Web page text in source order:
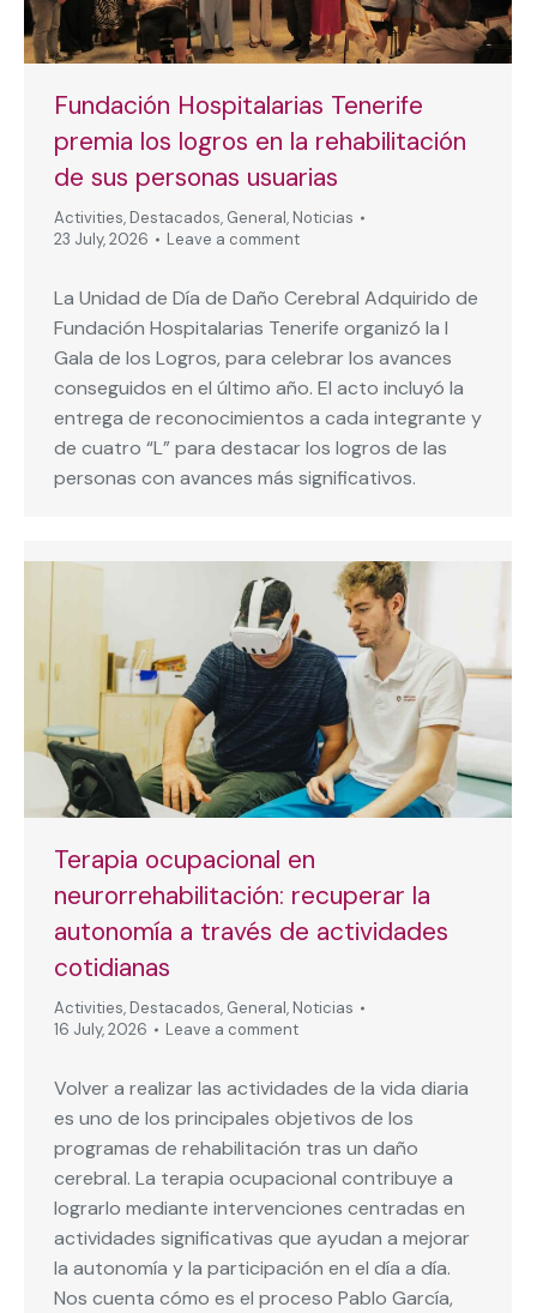
Fundación Hospitalarias Tenerife
premia los logros en la rehabilitación
de sus personas usuarias
Activities, Destacados, General, Noticias
23 July, 2026
Leave a comment
La Unidad de Día de Daño Cerebral Adquirido de
Fundación Hospitalarias Tenerife organizó la I
Gala de los Logros, para celebrar los avances
conseguidos en el último año. El acto incluyó la
entrega de reconocimientos a cada integrante y
de cuatro “L” para destacar los logros de las
personas con avances más significativos.
Terapia ocupacional en
neurorrehabilitación: recuperar la
autonomía a través de actividades
cotidianas
Activities, Destacados, General, Noticias
16 July, 2026
Leave a comment
Volver a realizar las actividades de la vida diaria
es uno de los principales objetivos de los
programas de rehabilitación tras un daño
cerebral. La terapia ocupacional contribuye a
lograrlo mediante intervenciones centradas en
actividades significativas que ayudan a mejorar
la autonomía y la participación en el día a día.
Nos cuenta cómo es el proceso Pablo García,